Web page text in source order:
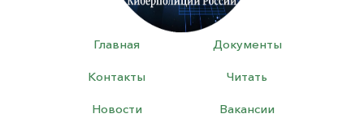
Главная Документы
Контакты Читать
Новости Вакансии